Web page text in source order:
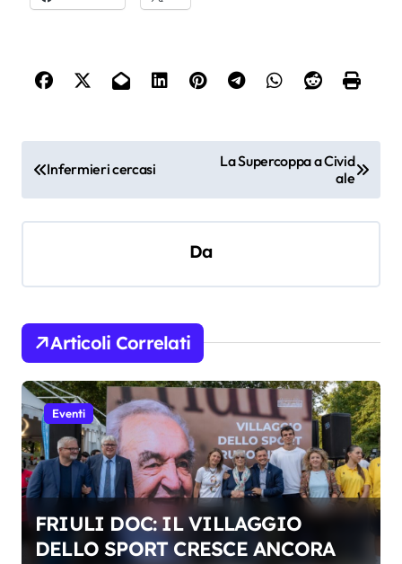
v
z
i
o
n
e
a
t
Infermieri cercasi
La Supercoppa a Civid
ale
Da
Articoli Correlati
Eventi
FRIULI DOC: IL VILLAGGIO
DELLO SPORT CRESCE ANCORA